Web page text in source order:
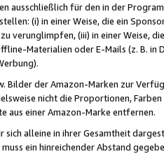
ausschließlich für den in der
(i) in einer Weise, die ein
verunglimpfen, (iii) in einer Weise,
Materialien oder E-Mails (z. B. in
Bilder der Amazon-Marken zur
nicht die Proportionen,
aus einer Amazon-Marke entfernen.
sich alleine in ihrer Gesamtheit
ein hinreichender Abstand